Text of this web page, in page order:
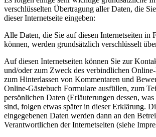
verschlüsselten Übertragung aller Daten, die
dieser Internetseite eingeben:
Alle Daten, die Sie auf diesen Internetseiten in
können, werden grundsätzlich verschlüsselt
Auf diesen Internetseiten können Sie zur
und/oder zum Zweck des verbindlichen
zum Hinterlassen von Kommentaren und
Online-Gästebuch Formulare ausfüllen, zum
persönlichen Daten (Erläuterungen dessen,
sind, folgen etwas später in dieser Erklärung.
eingegebenen Daten werden dann an den
Verantwortlichen der Internetseiten (siehe